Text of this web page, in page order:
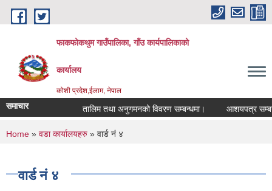
Skip to main content
फाकफोकथुम गाउँपालिका, गाँउ कार्यपालिकाको
कार्यालय
कोशी प्रदेश,ईलाम, नेपाल
समाचार तालिम तथा अनुगमनको विवरण सम्बन्धमा। आशयपत्र सम्बन्धी
You are here
Home » वडा कार्यालयहरु » वार्ड नं ४
वार्ड नं ४